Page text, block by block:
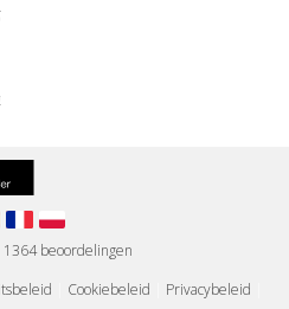
1364beoordelingen
Cookiebeleid Privacybeleid